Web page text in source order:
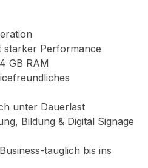
starker Performance
GB RAM
unter Dauerlast
Bildung & Digital Signage
tauglich bis ins